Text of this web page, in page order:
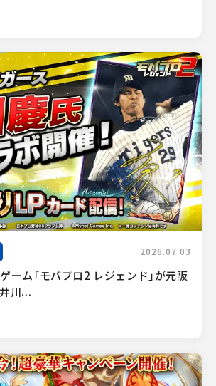
2026.07.03
ーム「モバプロ2 レジェンド」が元阪
川...